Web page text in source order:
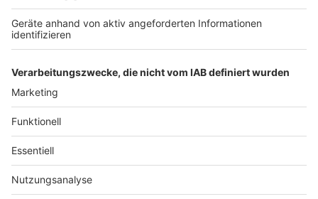
Knapp 100 S-Bahnen im Rheinland werden
modernisiert
Anzeige